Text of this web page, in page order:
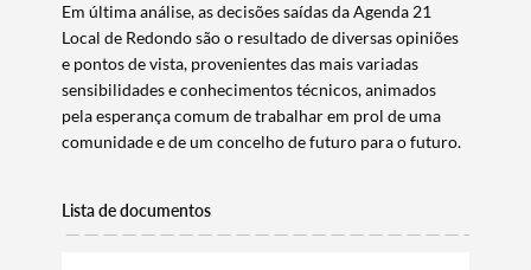
Em última análise, as decisões saídas da Agenda 21
Local de Redondo são o resultado de diversas opiniões
e pontos de vista, provenientes das mais variadas
sensibilidades e conhecimentos técnicos, animados
pela esperança comum de trabalhar em prol de uma
comunidade e de um concelho de futuro para o futuro.
Lista de documentos